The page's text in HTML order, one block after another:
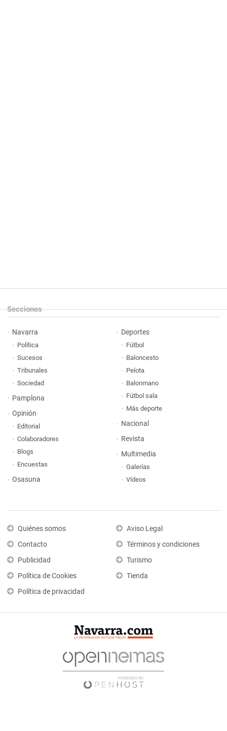
Secciones
Navarra
Política
Sucesos
Tribunales
Sociedad
Pamplona
Opinión
Editorial
Colaboradores
Blogs
Encuestas
Osasuna
Deportes
Fútbol
Baloncesto
Pelota
Balonmano
Fútbol sala
Más deporte
Nacional
Revista
Multimedia
Galerías
Vídeos
Quiénes somos
Contacto
Publicidad
Política de Cookies
Política de privacidad
Aviso Legal
Términos y condiciones
Turismo
Tienda